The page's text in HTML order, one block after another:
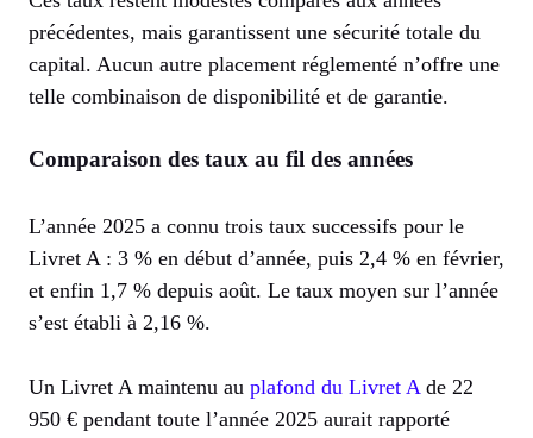
précédentes, mais garantissent une sécurité totale du
capital. Aucun autre placement réglementé n’offre une
telle combinaison de disponibilité et de garantie.
Comparaison des taux au fil des années
L’année 2025 a connu trois taux successifs pour le
Livret A : 3 % en début d’année, puis 2,4 % en février,
et enfin 1,7 % depuis août. Le taux moyen sur l’année
s’est établi à 2,16 %.
Un Livret A maintenu au plafond du Livret Ade 22
950 € pendant toute l’année 2025 aurait rapporté